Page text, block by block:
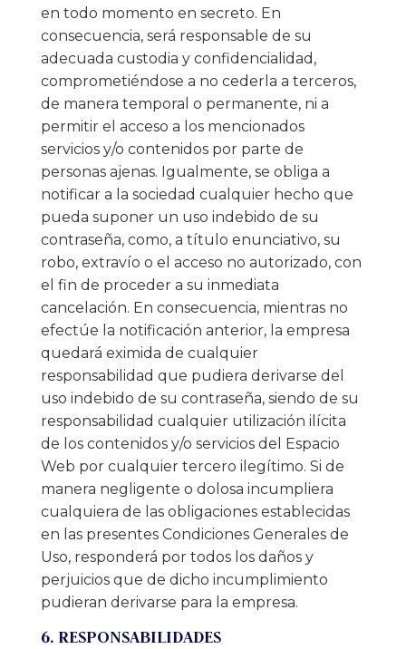
en todo momento en secreto. En
consecuencia, será responsable de su
adecuada custodia y confidencialidad,
comprometiéndose a no cederla a terceros,
de manera temporal o permanente, ni a
permitir el acceso a los mencionados
servicios y/o contenidos por parte de
personas ajenas. Igualmente, se obliga a
notificar a la sociedad cualquier hecho que
pueda suponer un uso indebido de su
contraseña, como, a título enunciativo, su
robo, extravío o el acceso no autorizado, con
el fin de proceder a su inmediata
cancelación. En consecuencia, mientras no
efectúe la notificación anterior, la empresa
quedará eximida de cualquier
responsabilidad que pudiera derivarse del
uso indebido de su contraseña, siendo de su
responsabilidad cualquier utilización ilícita
de los contenidos y/o servicios del Espacio
Web por cualquier tercero ilegítimo. Si de
manera negligente o dolosa incumpliera
cualquiera de las obligaciones establecidas
en las presentes Condiciones Generales de
Uso, responderá por todos los daños y
perjuicios que de dicho incumplimiento
pudieran derivarse para la empresa.
6. RESPONSABILIDADES